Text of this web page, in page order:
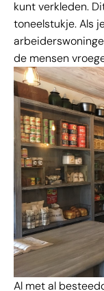
kunt verkleden.
toneelstukje. Als
de mensen
Al met al